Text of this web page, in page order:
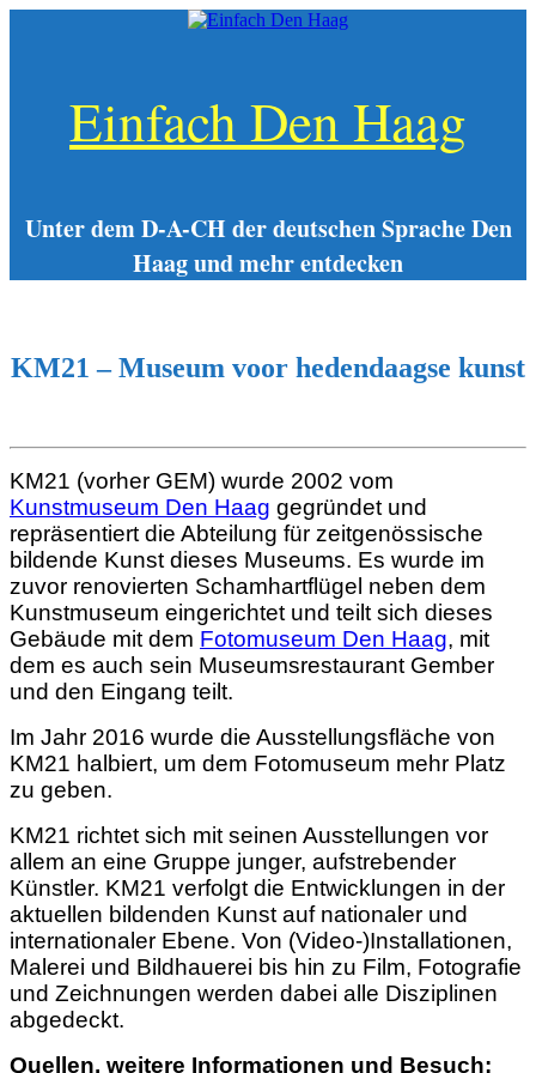
Einfach Den Haag
Unter dem D-A-CH der deutschen Sprache Den
Haag und mehr entdecken
KM21 – Museum voor hedendaagse kunst
KM21 (vorher GEM) wurde 2002 vom
Kunstmuseum Den Haag gegründet und
repräsentiert die Abteilung für zeitgenössische
bildende Kunst dieses Museums. Es wurde im
zuvor renovierten Schamhartflügel neben dem
Kunstmuseum eingerichtet und teilt sich dieses
Gebäude mit dem Fotomuseum Den Haag, mit
dem es auch sein Museumsrestaurant Gember
und den Eingang teilt.
Im Jahr 2016 wurde die Ausstellungsfläche von
KM21 halbiert, um dem Fotomuseum mehr Platz
zu geben.
KM21 richtet sich mit seinen Ausstellungen vor
allem an eine Gruppe junger, aufstrebender
Künstler. KM21 verfolgt die Entwicklungen in der
aktuellen bildenden Kunst auf nationaler und
internationaler Ebene. Von (Video-)Installationen,
Malerei und Bildhauerei bis hin zu Film, Fotografie
und Zeichnungen werden dabei alle Disziplinen
abgedeckt.
Quellen, weitere Informationen und Besuch: